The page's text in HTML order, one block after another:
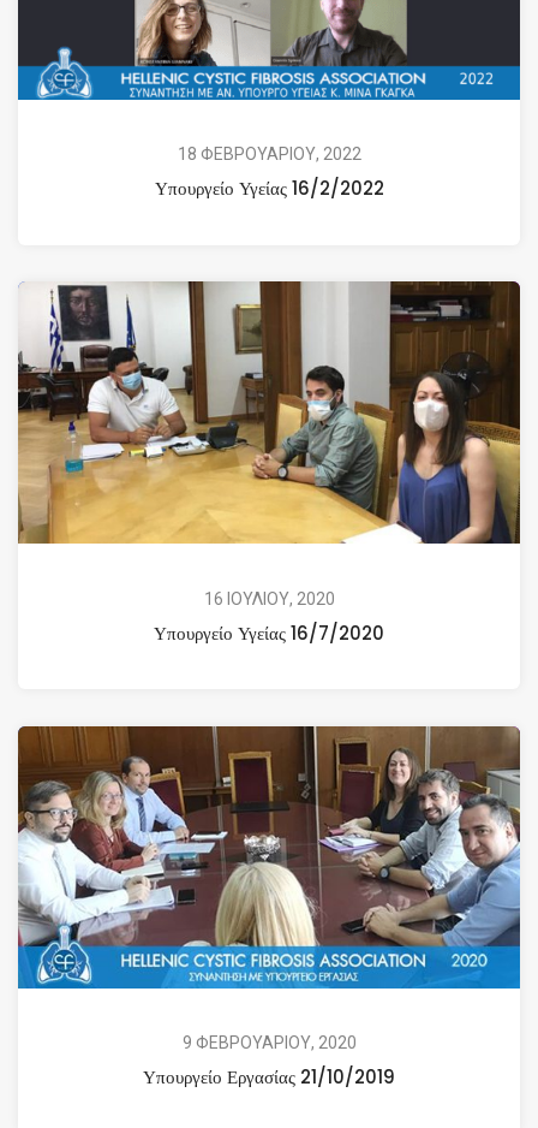
18 ΦΕΒΡΟΥΑΡΙΟΥ, 2022
Υπουργείο Υγείας 16/2/2022
16 ΙΟΥΛΙΟΥ, 2020
Υπουργείο Υγείας 16/7/2020
9 ΦΕΒΡΟΥΑΡΙΟΥ, 2020
Υπουργείο Εργασίας 21/10/2019